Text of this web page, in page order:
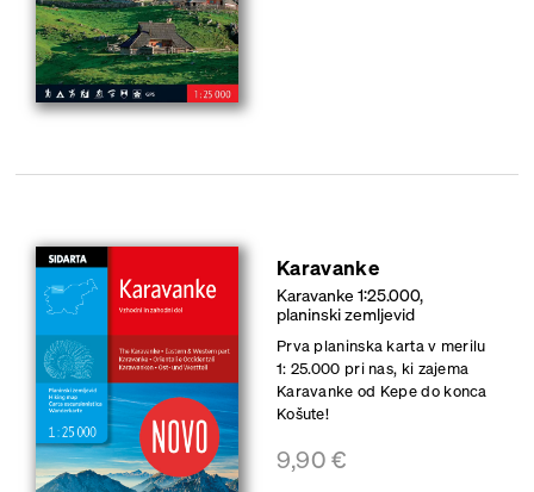
Karavanke
Karavanke 1:25.000,
planinski zemljevid
Prva planinska karta v merilu
1: 25.000 pri nas, ki zajema
Karavanke od Kepe do konca
Košute!
9,90€